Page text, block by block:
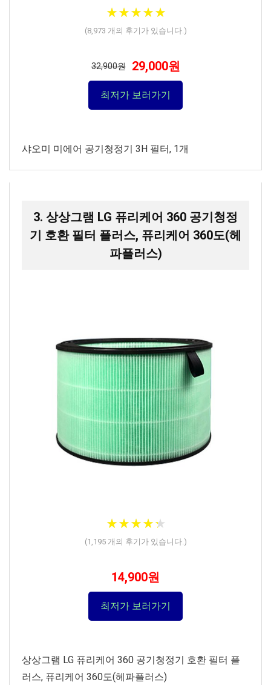
★★★★★
★★★★★
(8,973 개의 후기가 있습니다.)
32,900원 29,000원
최저가 보러가기
샤오미 미에어 공기청정기 3H 필터, 1개
3. 상상그램 LG 퓨리케어 360 공기청정
기 호환 필터 플러스, 퓨리케어 360도(헤
파플러스)
★★★★★
★★★★★
(1,195개의 후기가 있습니다.)
14,900원
최저가 보러가기
상상그램 LG 퓨리케어 360 공기청정기 호환 필터 플
러스, 퓨리케어 360도(헤파플러스)